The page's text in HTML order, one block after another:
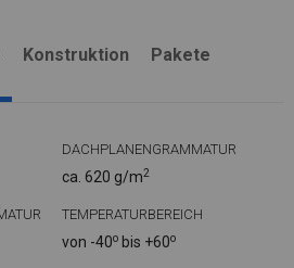
Konstruktion Pakete
DACHPLANENGRAMMATUR
ca. 620 g/m2
TEMPERATURBEREICH
von -40o bis +60o